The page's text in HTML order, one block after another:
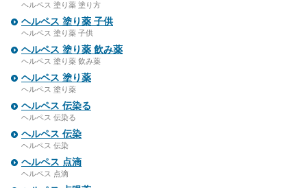
ヘルペス 塗り薬 塗り方
ヘルペス 塗り薬 子供
ヘルペス 塗り薬 子供
ヘルペス 塗り薬 飲み薬
ヘルペス 塗り薬 飲み薬
ヘルペス 塗り薬
ヘルペス 塗り薬
ヘルペス 伝染る
ヘルペス 伝染る
ヘルペス 伝染
ヘルペス 伝染
ヘルペス 点滴
ヘルペス 点滴